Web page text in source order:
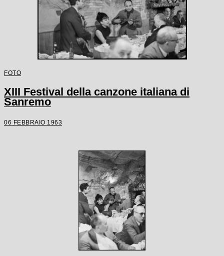
FOTO
XIII Festival della canzone italiana di
Sanremo
06 FEBBRAIO 1963